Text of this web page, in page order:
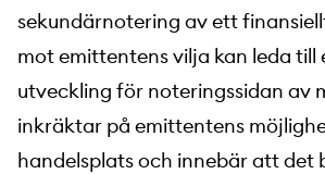
sekundärnotering av ett
mot emittentens vilja kan leda till
utveckling för noteringssidan av
inkräktar på emittentens
handelsplats och innebär att det